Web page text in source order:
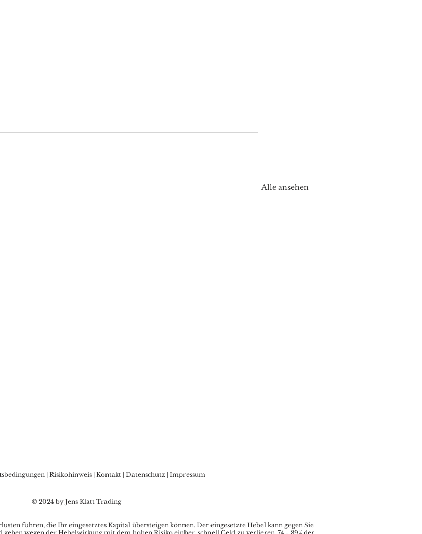
Alle ansehen
| Risikohinweis | Kontakt | Datenschutz | Impressum
© 2024 by Jens Klatt Trading
führen, die Ihr eingesetztes Kapital übersteigen können. Der eingesetzte Hebel kann gegen Sie